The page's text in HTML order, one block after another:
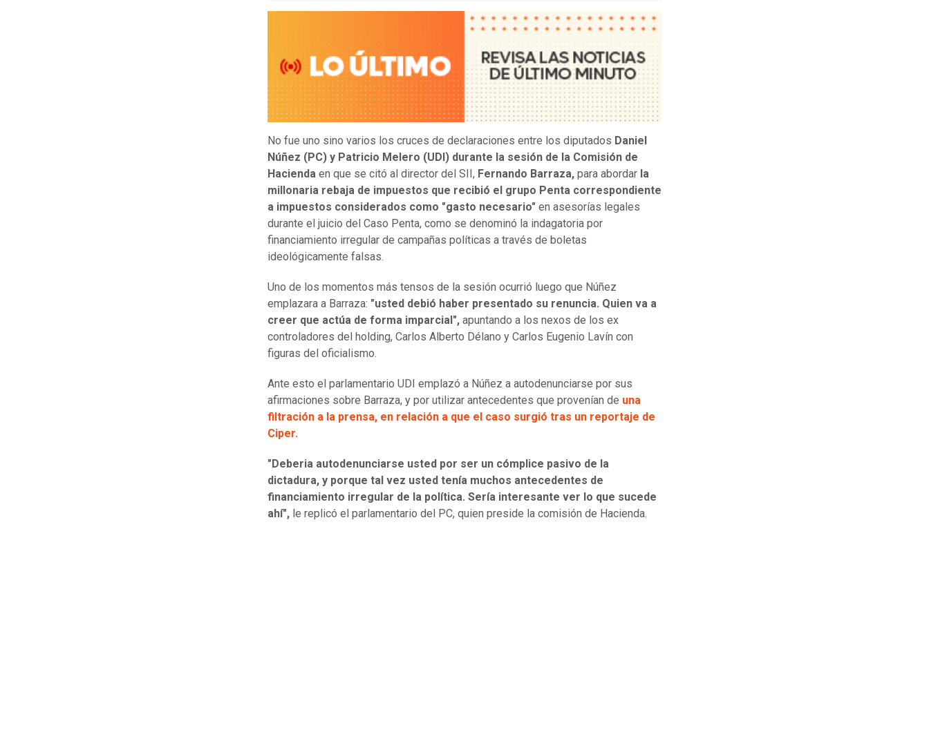
No fue uno sino varios los cruces de declaraciones entre los diputados Daniel
Núñez (PC) y Patricio Melero (UDI) durante la sesión de la Comisión de
Hacienda en que se citó al director del SII, Fernando Barraza, para abordar la
millonaria rebaja de impuestos que recibió el grupo Penta correspondiente
a impuestos considerados como "gasto necesario" en asesorías legales
durante el juicio del Caso Penta, como se denominó la indagatoria por
financiamiento irregular de campañas políticas a través de boletas
ideológicamente falsas.
Uno de los momentos más tensos de la sesión ocurrió luego que Núñez
emplazara a Barraza: "usted debió haber presentado su renuncia. Quien va a
creer que actúa de forma imparcial", apuntando a los nexos de los ex
controladores del holding, Carlos Alberto Délano y Carlos Eugenio Lavín con
figuras del oficialismo.
Ante esto el parlamentario UDI emplazó a Núñez a autodenunciarse por sus
afirmaciones sobre Barraza, y por utilizar antecedentes que provenían de una
filtración a la prensa, en relación a que el caso surgió tras un reportaje de
Ciper.
"Deberia autodenunciarse usted por ser un cómplice pasivo de la
dictadura, y porque tal vez usted tenía muchos antecedentes de
financiamiento irregular de la política. Sería interesante ver lo que sucede
ahí", le replicó el parlamentario del PC, quien preside la comisión de Hacienda.